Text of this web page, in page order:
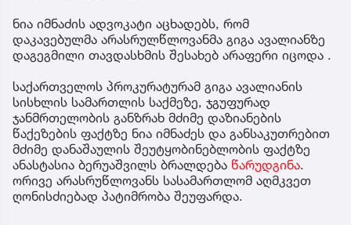
ნია იმნაძის ადვოკატი აცხადებს, რომ
დაკავებულმა არასრულწლოვანმა გიგა ავალიანზე
დაგეგმილი თავდასხმის შესახებ არაფერი იცოდა .
საქართველოს პროკურატურამ გიგა ავალიანის
სისხლის სამართლის საქმეზე, ჯგუფურად
ჯანმრთელობის განზრახ მძიმე დაზიანების
წაქეზების ფაქტზე ნია იმნაძეს და განსაკუთრებით
მძიმე დანაშაულის შეუტყობინებლობის ფაქტზე
ანასტასია ბერუაშვილს ბრალდება წარუდგინა.
ორივე არასრუწლოვანს სასამართლომ აღმკვეთ
ღონისძიებად პატიმრობა შეუფარდა.